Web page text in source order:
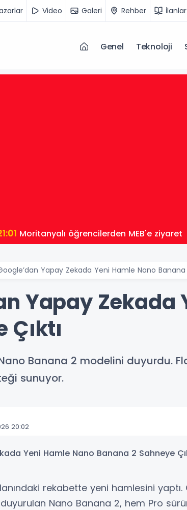
Video Galeri Rehber İlanlar
Genel Teknoloji
Moritanyalı öğrencilerden MEB'e ziyaret
Yapay Zekada Yeni Hamle Nano Banana
Yapay Zekada
Çıktı
Banana 2 modelini duyurdu.
sunuyor.
20:02
rekabette yeni hamlesini yaptı.
Nano Banana 2, hem Pro